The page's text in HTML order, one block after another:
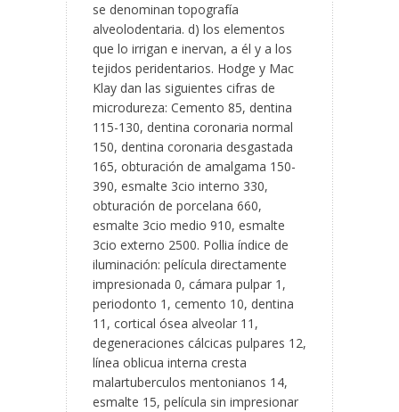
se denominan topografía
alveolodentaria. d) los elementos
que lo irrigan e inervan, a él y a los
tejidos peridentarios. Hodge y Mac
Klay dan las siguientes cifras de
microdureza: Cemento 85, dentina
115-130, dentina coronaria normal
150, dentina coronaria desgastada
165, obturación de amalgama 150-
390, esmalte 3cio interno 330,
obturación de porcelana 660,
esmalte 3cio medio 910, esmalte
3cio externo 2500. Pollia índice de
iluminación: película directamente
impresionada 0, cámara pulpar 1,
periodonto 1, cemento 10, dentina
11, cortical ósea alveolar 11,
degeneraciones cálcicas pulpares 12,
línea oblicua interna cresta
malartuberculos mentonianos 14,
esmalte 15, película sin impresionar